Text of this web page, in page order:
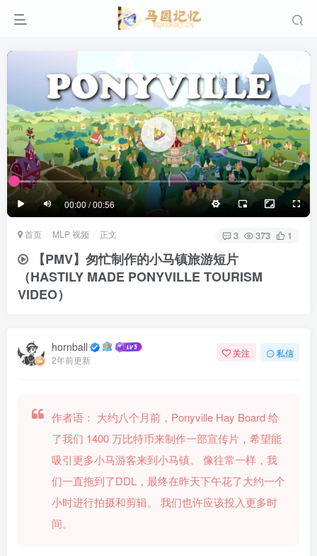
00:00 / 00:56
滚动顶部底部
防止弹幕重叠
同步视频速度
100%
1/4 半屏 3/4 满屏
3/4
25px
极慢 极快
适中
滚动顶部底部
发送
首页 MLP 视频 正文 3 373 1
【PMV】匆忙制作的小马镇旅游短片
（HASTILY MADE PONYVILLE TOURISM
VIDEO）
hornball
2年前更新
关注 私信
作者语： 大约八个月前，Ponyville Hay Board 给
了我们 1400 万比特币来制作一部宣传片，希望能
吸引更多小马游客来到小马镇。 像往常一样，我
们一直拖到了DDL，最终在昨天下午花了大约一个
小时进行拍摄和剪辑。 我们也许应该投入更多时
间。